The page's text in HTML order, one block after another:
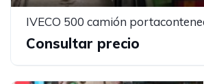
IVECO 500 camión
Consultar precio